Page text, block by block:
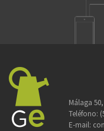
Málaga
Teléfono:
E-mail: